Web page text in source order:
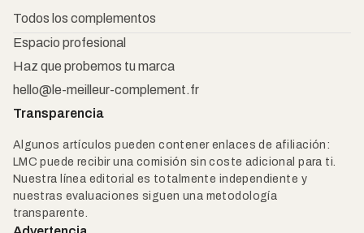
Todos los complementos
Espacio profesional
Haz que probemos tu marca
hello@le-meilleur-complement.fr
Transparencia
Algunos artículos pueden contener enlaces de afiliación:
LMC puede recibir una comisión sin coste adicional para ti.
Nuestra línea editorial es totalmente independiente y
nuestras evaluaciones siguen una metodología
transparente.